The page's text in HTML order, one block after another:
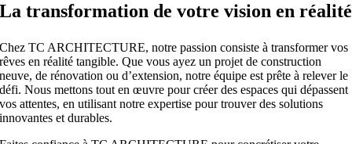
La transformation de votre vision en réalité
Chez TC ARCHITECTURE, notre passion consiste à transformer vos
rêves en réalité tangible. Que vous ayez un projet de construction
neuve, de rénovation ou d’extension, notre équipe est prête à relever le
défi. Nous mettons tout en œuvre pour créer des espaces qui dépassent
vos attentes, en utilisant notre expertise pour trouver des solutions
innovantes et durables.